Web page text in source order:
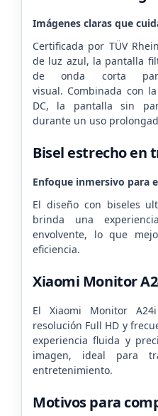
Imágenes claras que
Certificada por TÜV
de luz azul, la pantalla
de onda corta
visual. Combinada con
DC, la pantalla sin
durante un uso
Bisel estrecho en
Enfoque inmersivo para
El diseño con biseles
brinda una
envolvente, lo que
eficiencia.
Xiaomi Monitor
El Xiaomi Monitor
resolución Full HD y
experiencia fluida y
imagen, ideal para
entretenimiento.
Motivos para